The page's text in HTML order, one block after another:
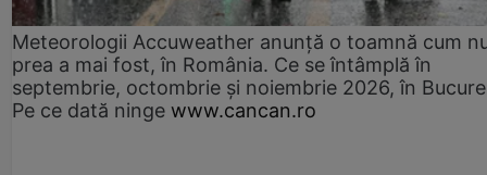
Meteorologii Accuweather anunță o toamnă cum
prea a mai fost, în România. Ce se întâmplă în
septembrie, octombrie și noiembrie 2026, în
Pe ce dată ninge www.cancan.ro